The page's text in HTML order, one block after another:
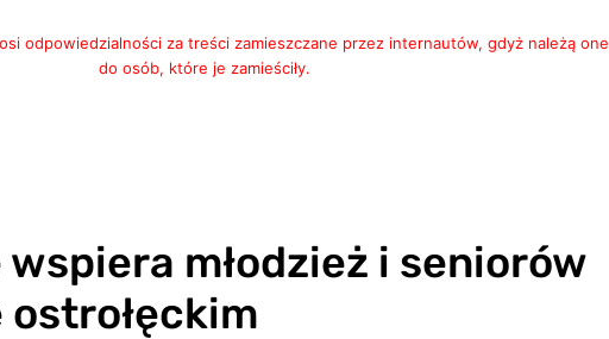
odpowiedzialności za treści zamieszczane przez internautów, gdyż należą one
do osób, które je zamieściły.